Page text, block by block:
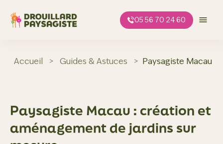
contenu
05 56 70 24 60
Accueil > Guides & Astuces > Paysagiste Macau :
Paysagiste Macau : création et
aménagement de jardins sur